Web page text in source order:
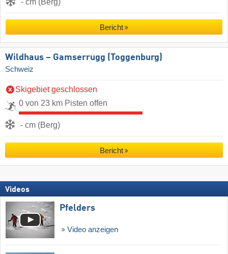
- cm (Berg)
Bericht
Wildhaus – Gamserrugg (Toggenburg)
Schweiz
Skigebiet geschlossen
0 von 23 km Pisten offen
- cm (Berg)
Bericht
Videos
Pfelders
Video anzeigen